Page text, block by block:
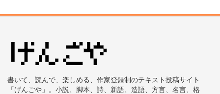
書いて、読んで、楽しめる、作家登録制のテキスト投稿サイト
「げんごや」。小説、脚本、詩、新語、造語、方言、名言、格